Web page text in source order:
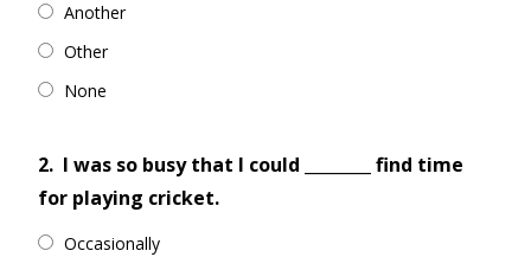
Another
Other
None
2. I was so busy that I could ________ find time
for playing cricket.
Occasionally